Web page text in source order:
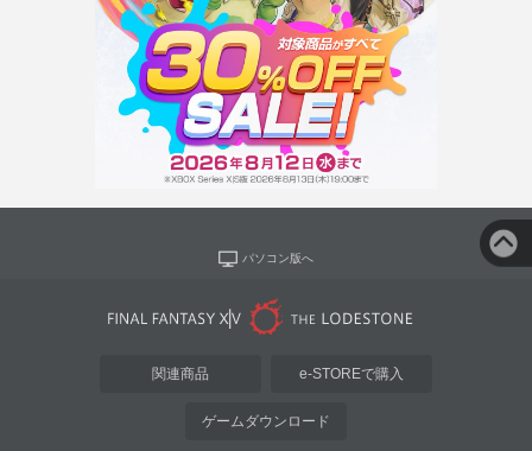
パソコン版へ
関連商品 e-STOREで購入
ゲームダウンロード